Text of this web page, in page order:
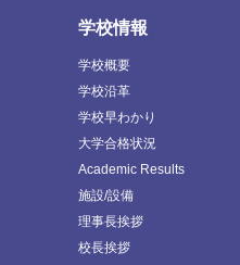
学校情報
学校概要
学校沿革
学校早わかり
大学合格状況
Academic Results
施設/設備
理事長挨拶
校長挨拶